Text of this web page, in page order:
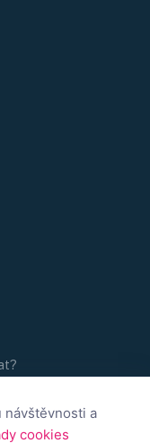
návštěvnosti a
cookies